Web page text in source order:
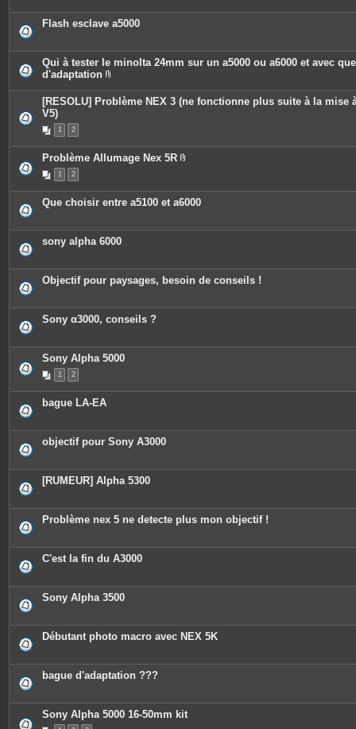
Flash esclave a5000
Qui à tester le minolta 24mm sur un a5000 ou a6000 et avec
d'adaptation
i
è
o
i
[RESOLU] Problème NEX 3 (ne fonctionne plus suite à la mise
V5)
1 2
Problème Allumage Nex 5R
c
e
o
e
s
1 2
Que choisir entre a5100 et a6000
sony alpha 6000
Objectif pour paysages, besoin de conseils !
Sony α3000, conseils ?
Sony Alpha 5000
1 2
bague LA-EA
objectif pour Sony A3000
[RUMEUR] Alpha 5300
Problème nex 5 ne detecte plus mon objectif !
C'est la fin du A3000
Sony Alpha 3500
Débutant photo macro avec NEX 5K
bague d'adaptation ???
Sony Alpha 5000 16-50mm kit